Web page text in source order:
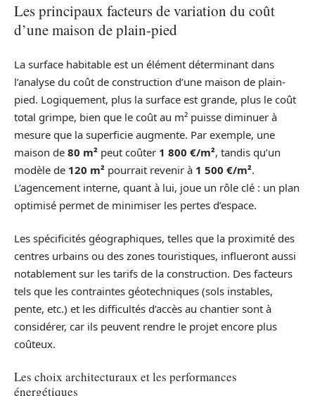
Les principaux facteurs de variation du coût
d’une maison de plain-pied
La surface habitable est un élément déterminant dans
l’analyse du coût de construction d’une maison de plain-
pied. Logiquement, plus la surface est grande, plus le coût
total grimpe, bien que le coût au m² puisse diminuer à
mesure que la superficie augmente. Par exemple, une
maison de 80 m² peut coûter 1 800 €/m², tandis qu’un
modèle de 120 m² pourrait revenir à 1 500 €/m².
L’agencement interne, quant à lui, joue un rôle clé : un plan
optimisé permet de minimiser les pertes d’espace.
Les spécificités géographiques, telles que la proximité des
centres urbains ou des zones touristiques, influeront aussi
notablement sur les tarifs de la construction. Des facteurs
tels que les contraintes géotechniques (sols instables,
pente, etc.) et les difficultés d’accès au chantier sont à
considérer, car ils peuvent rendre le projet encore plus
coûteux.
Les choix architecturaux et les performances
énergétiques